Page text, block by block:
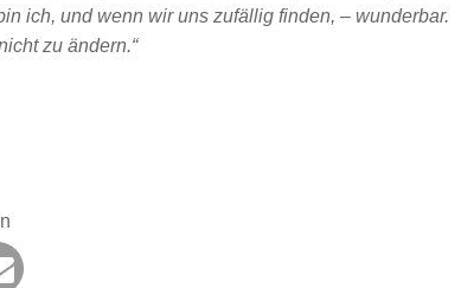
ich, und wenn wir uns zufällig finden, – wunderbar.
zu ändern.“